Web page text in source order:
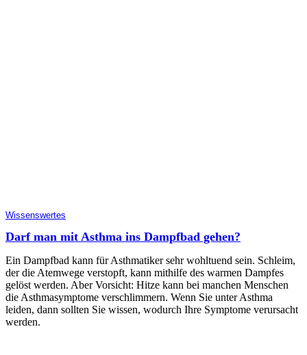
Wissenswertes
Darf man mit Asthma ins Dampfbad gehen?
Ein Dampfbad kann für Asthmatiker sehr wohltuend sein. Schleim,
der die Atemwege verstopft, kann mithilfe des warmen Dampfes
gelöst werden. Aber Vorsicht: Hitze kann bei manchen Menschen
die Asthmasymptome verschlimmern. Wenn Sie unter Asthma
leiden, dann sollten Sie wissen, wodurch Ihre Symptome verursacht
werden.